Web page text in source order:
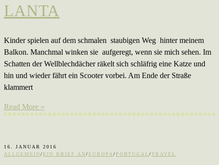
LANTA
Kinder spielen auf dem schmalen staubigen Weg hinter meinem
Balkon. Manchmal winken sie aufgeregt, wenn sie mich sehen. Im
Schatten der Wellblechdächer räkelt sich schläfrig eine Katze und
hin und wieder fährt ein Scooter vorbei. Am Ende der Straße
klammert
Read More »
16. JANUAR 2016
ALLGEMEIN/EIN BRIEF AN/EUROPA /PORTUGAL/TRAVEL